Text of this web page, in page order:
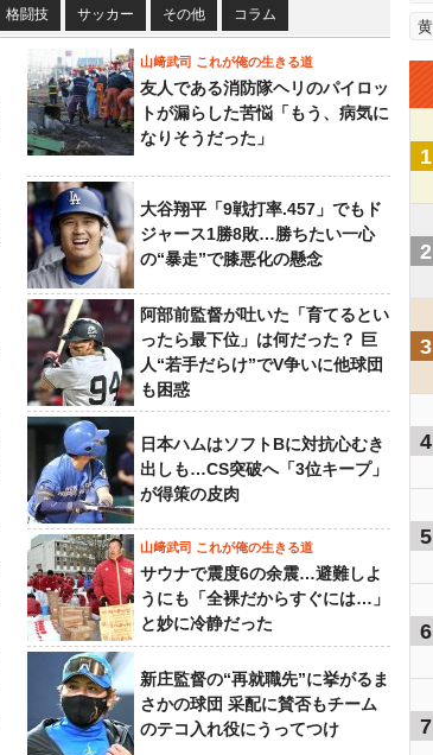
格闘技 サッカー その他 コラム
山﨑武司 これが俺の生きる道
友人である消防隊ヘリのパイロッ
トが漏らした苦悩「もう、病気に
なりそうだった」
大谷翔平「9戦打率.457」でもド
ジャース1勝8敗…勝ちたい一心
の“暴走”で膝悪化の懸念
阿部前監督が吐いた「育てるとい
ったら最下位」は何だった？ 巨
人“若手だらけ”でV争いに他球団
も困惑
日本ハムはソフトBに対抗心むき
出しも…CS突破へ「3位キープ」
が得策の皮肉
山﨑武司 これが俺の生きる道
サウナで震度6の余震…避難しよ
うにも「全裸だからすぐには…」
と妙に冷静だった
新庄監督の“再就職先”に挙がるま
さかの球団 采配に賛否もチーム
のテコ入れ役にうってつけ
1
2
3
4
5
6
7